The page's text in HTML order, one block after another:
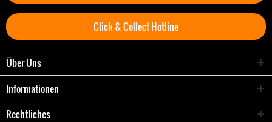
Click & Collect Hotline
Über Uns
Informationen
Rechtliches